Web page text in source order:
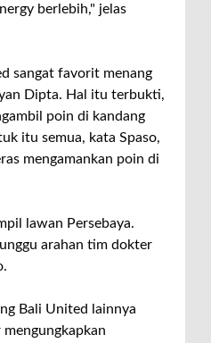
berlebih," jelas
sangat favorit menang
Dipta. Hal itu terbukti,
poin di kandang
itu semua, kata Spaso,
mengamankan poin di
lawan Persebaya.
arahan tim dokter
Bali United lainnya